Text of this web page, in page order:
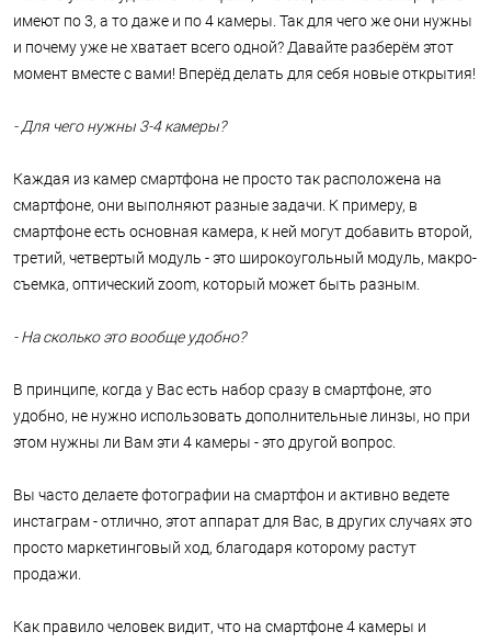
имеют по 3, а то даже и по 4 камеры. Так для чего же они нужны
и почему уже не хватает всего одной? Давайте разберём этот
момент вместе с вами! Вперёд делать для себя новые открытия!
- Для чего нужны 3-4 камеры?
Каждая из камер смартфона не просто так расположена на
смартфоне, они выполняют разные задачи. К примеру, в
смартфоне есть основная камера, к ней могут добавить второй,
третий, четвертый модуль - это широкоугольный модуль, макро-
съемка, оптический zoom, который может быть разным.
- На сколько это вообще удобно?
В принципе, когда у Вас есть набор сразу в смартфоне, это
удобно, не нужно использовать дополнительные линзы, но при
этом нужны ли Вам эти 4 камеры - это другой вопрос.
Вы часто делаете фотографии на смартфон и активно ведете
инстаграм - отлично, этот аппарат для Вас, в других случаях это
просто маркетинговый ход, благодаря которому растут
продажи.
Как правило человек видит, что на смартфоне 4 камеры и